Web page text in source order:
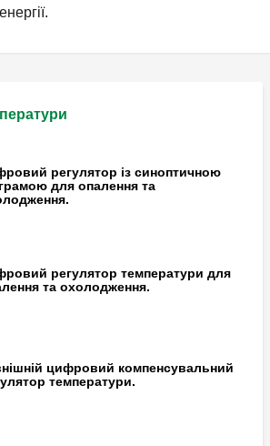
регулятор із синоптичною
для опалення та
регулятор температури для
та охолодження.
цифровий компенсувальний
температури.